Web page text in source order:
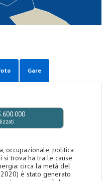
Gare
occupazionale, politica
si trova ha tra le cause
circa la metà del
è stato generato